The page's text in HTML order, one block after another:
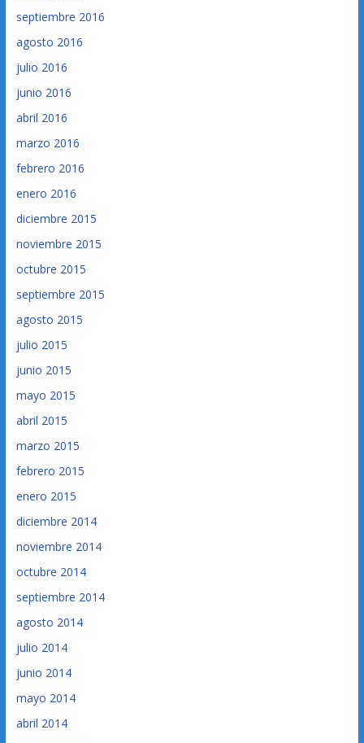
septiembre 2016
agosto 2016
julio 2016
junio 2016
abril 2016
marzo 2016
febrero 2016
enero 2016
diciembre 2015
noviembre 2015
octubre 2015
septiembre 2015
agosto 2015
julio 2015
junio 2015
mayo 2015
abril 2015
marzo 2015
febrero 2015
enero 2015
diciembre 2014
noviembre 2014
octubre 2014
septiembre 2014
agosto 2014
julio 2014
junio 2014
mayo 2014
abril 2014